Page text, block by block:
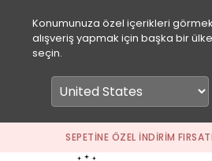
Konumunuza özel içerikleri
alışveriş yapmak için başka bir
seçin.
SEPETİNE ÖZEL İNDİRİM